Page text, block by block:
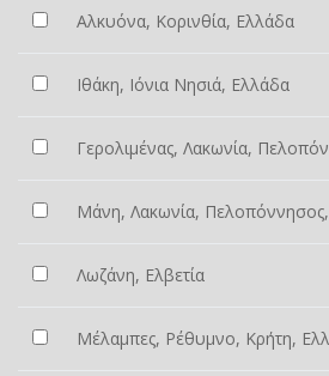
Αλκυόνα, Κορινθία, Ελλάδα
Ιθάκη, Ιόνια Νησιά, Ελλάδα
Γερολιμένας, Λακωνία,
Μάνη, Λακωνία,
Λωζάνη, Ελβετία
Μέλαμπες, Ρέθυμνο, Κρήτη,